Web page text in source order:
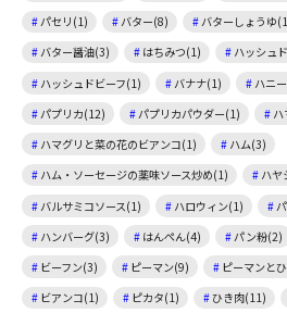
パセリ(1)
バター(8) バターしょうゆ
バター醤油(3)
はちみつ(1)
ハッシュ
ハッシュドビーフ(1)
バナナ(1)
ハニ
パプリカ(12)
パプリカパウダー(1)
ハマグリと菜の花のビアンコ(1)
ハム(3)
ハム・ソーセージの薬味ソース炒め(1)
ハヤ
バルサミコソース(1)
ハロウィン(1)
ハンバーグ(3)
はんぺん(4) パン粉(2)
ビーフン(3)
ピーマン(9) ピーマンと
ビアンコ(1)
ピカタ(1) ひき肉(11)